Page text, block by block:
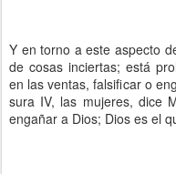
Y en torno a este aspecto
de cosas inciertas; está
en las ventas, falsificar o
sura IV, las mujeres, dice
engañar a Dios; Dios es el